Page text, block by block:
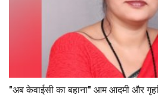
"अब केवाईसी का बहाना" आम आदमी और